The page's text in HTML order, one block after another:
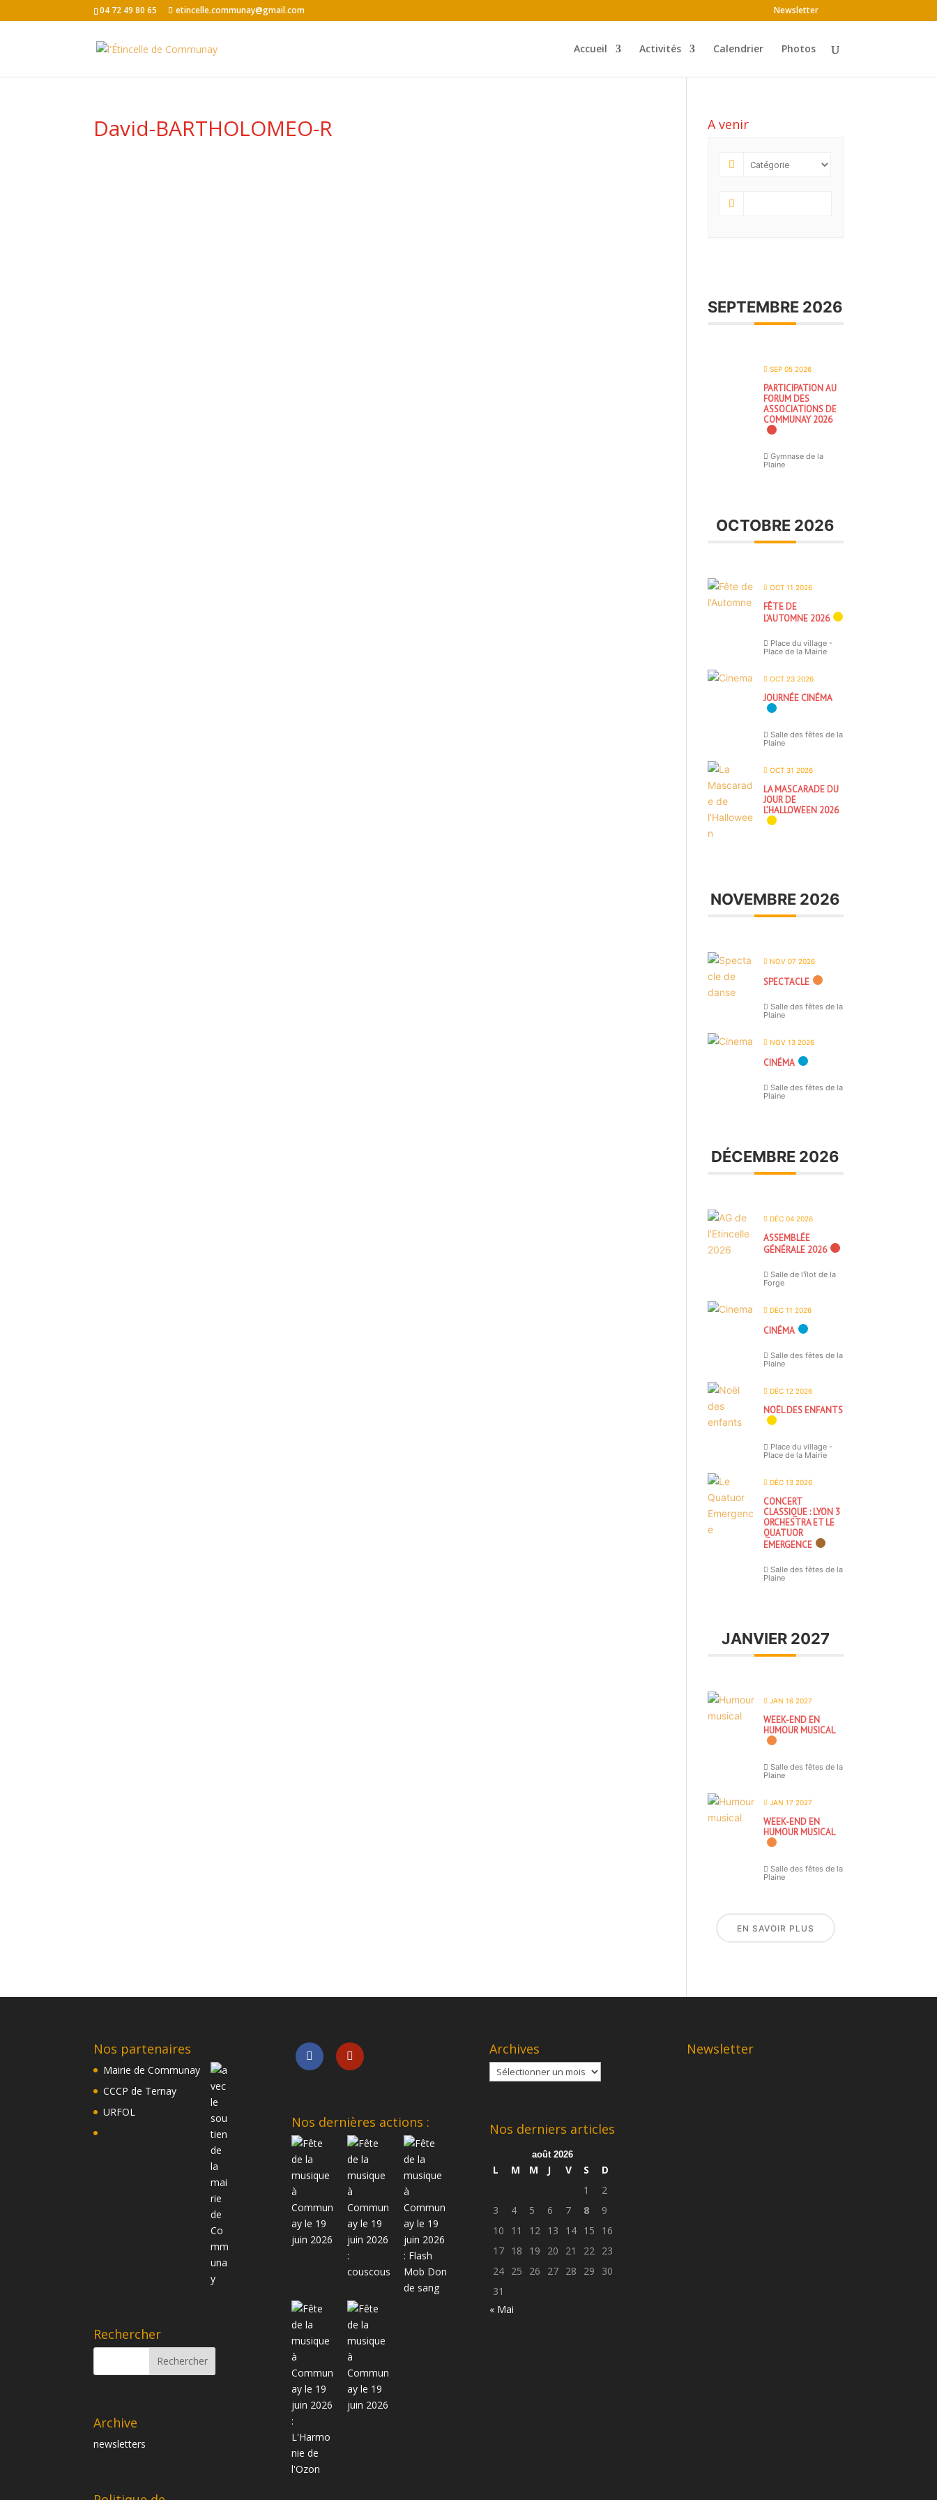
04 72 49 80 65 etincelle.communay@gmail.com Newsletter
Accueil Activités Calendrier Photos
David-BARTHOLOMEO-R A venir
SEPTEMBRE 2026
SEP 05 2026
PARTICIPATION AU
FORUM DES
ASSOCIATIONS DE
COMMUNAY 2026
Gymnase de la
Plaine
OCTOBRE 2026
OCT 11 2026
FÊTE DE
L’AUTOMNE 2026
Place du village -
Place de la Mairie
OCT 23 2026
JOURNÉE CINÉMA
Salle des fêtes de la
Plaine
OCT 31 2026
LA MASCARADE DU
JOUR DE
L’HALLOWEEN 2026
NOVEMBRE 2026
NOV 07 2026
SPECTACLE
Salle des fêtes de la
Plaine
NOV 13 2026
CINÉMA
Salle des fêtes de la
Plaine
DÉCEMBRE 2026
DÉC 04 2026
ASSEMBLÉE
GÉNÉRALE 2026
Salle de l'îlot de la
Forge
DÉC 11 2026
CINÉMA
Salle des fêtes de la
Plaine
DÉC 12 2026
NOËL DES ENFANTS
Place du village -
Place de la Mairie
DÉC 13 2026
CONCERT
CLASSIQUE : LYON 3
ORCHESTRA ET LE
QUATUOR
EMERGENCE
Salle des fêtes de la
Plaine
JANVIER 2027
JAN 16 2027
WEEK-END EN
HUMOUR MUSICAL
Salle des fêtes de la
Plaine
JAN 17 2027
WEEK-END EN
HUMOUR MUSICAL
Salle des fêtes de la
Plaine
EN SAVOIR PLUS
Nos partenaires
Mairie de Communay
CCCP de Ternay
URFOL
Rechercher
Archive
newsletters
Nos dernières actions :
Archives
Archives
Nos derniers articles
août 2026
L M M J V S
D
1
2
3
4 5 6 7 8
9
10
11 12 13 14 15
16
17
18 19 20 21 22
23
24
25 26 27 28 29
30
31
« Mai
Newsletter